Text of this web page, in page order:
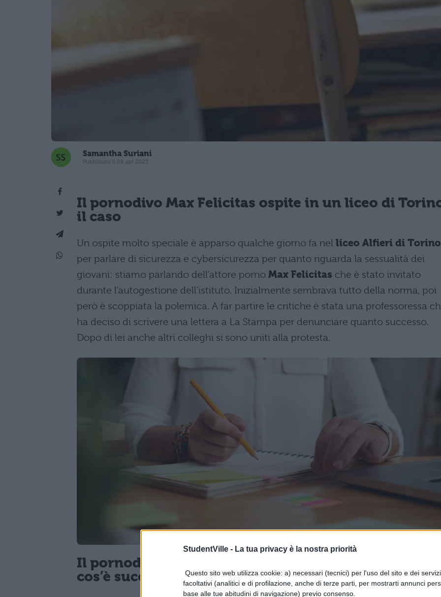
StudentVille - La tua privacy è la nostra priorità
Questo sito web utilizza cookie: a) necessari (tecnici) per l'uso del sito e dei
facoltativi (analitici e di profilazione, anche di terze parti, per mostrarti annunci
base alle tue abitudini di navigazione) previo consenso.
Samantha Suriani
Pubblicato il 29 apr 2023
Il pornodivo Max Felicitas ospite in un liceo di
il caso
Un ospite molto speciale è apparso qualche giorno fa nel liceo Alfieri di Torino
per parlare di sicurezza e cybersicurezza per quanto riguarda la sessualità dei
giovani: stiamo parlando dell’attore porno Max Felicitas che è stato invitato
durante l’autogestione dell’istituto. Inizialmente sembrava tutto della norma, poi
però è scoppiata la polemica. A far partire le critiche è stata una professoressa
ha deciso di scrivere una lettera a La Stampa per denunciare quanto successo.
Dopo di lei anche altri colleghi si sono uniti alla protesta.
Il pornodivo Max Felicitas ospite in un liceo di Torino:
cos’è successo